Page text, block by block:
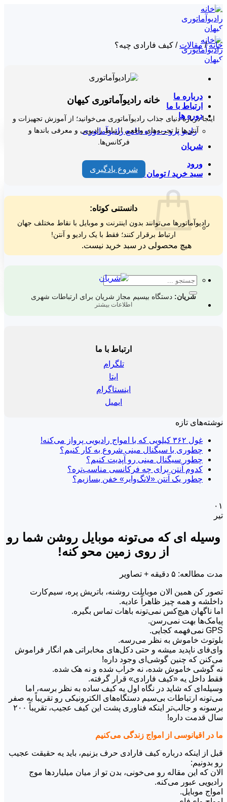
Skip
to
content
درباره ما
ارتباط با ما
دوره ها
رادیو پرو – دوره جامع رادیوآماتوری
شریان
ورود
سبد خرید /تومان۰ 0
هیچ محصولی در سبد خرید نیست.
جستجو
خانه / مقالات / کیف فارادی چیه؟
خانه رادیوآماتوری کیهان
اینجا درباره دنیای جذاب رادیوآماتوری می‌خوانید؛ از آموزش تجهیزات و
آنتن‌ها تا تجربه‌های واقعی ارتباط رادیویی و معرفی باندها و
فرکانس‌ها.
شروع یادگیری
دانستنی کوتاه:
رادیوآماتورها می‌توانند بدون اینترنت و موبایل با نقاط مختلف جهان
ارتباط برقرار کنند؛ فقط با یک رادیو و آنتن!
شریان: دستگاه بیسیم مجاز شریان برای ارتباطات شهری
اطلاعات بیشتر
ارتباط با ما
تلگرام
ایتا
اینستاگرام
ایمیل
نوشته‌های تازه
غول ۳۶۲ کیلویی که با امواج رادیویی پرواز می‌کنه!
چطوری با سیگنال مینی شروع به کار کنیم؟
چطور سیگنال مینی رو آپدیت کنیم؟
کدوم آنتن برای چه فرکانسی مناسب‌تره؟
چطور یک آنتن «لانگ‌وایر» خفن بسازیم؟
۰۱
تیر
وسیله ای که می‌تونه موبایل روشن شما رو
از روی زمین محو کنه!
مدت مطالعه: ۵ دقیقه + تصاویر
تصور کن همین الان موبایلت روشنه، باتریش پره، سیم‌کارت
داخلشه و همه چیز ظاهراً عادیه.
اما ناگهان هیچ‌کس نمی‌تونه باهات تماس بگیره.
پیامک‌ها بهت نمی‌رسن.
‌GPS نمی‌فهمه کجایی.
بلوتوث خاموش به نظر می‌رسه.
وای‌فای ناپدید میشه و حتی دکل‌های مخابراتی هم انگار فراموش
می‌کنن که چنین گوشی‌ای وجود داره!
نه گوشی خاموش شده، نه خراب شده و نه هک شده.
فقط داخل یه «کیف فارادی» قرار گرفته.
وسیله‌ای که شاید در نگاه اول یه کیف ساده به نظر برسه، اما
می‌تونه ارتباطات بی‌سیم دستگاه‌های الکترونیکی رو تقریباً به صفر
برسونه و جالب‌تر اینکه فناوری پشت این کیف عجیب، تقریباً ۲۰۰
سال قدمت داره!
ما در اقیانوسی از امواج زندگی می‌کنیم
قبل از اینکه درباره کیف فارادی حرف بزنیم، باید یه حقیقت عجیب
رو بدونیم:
الان که این مقاله رو می‌خونی، بدن تو از میان میلیاردها موج
رادیویی عبور می‌کنه.
امواج موبایل.